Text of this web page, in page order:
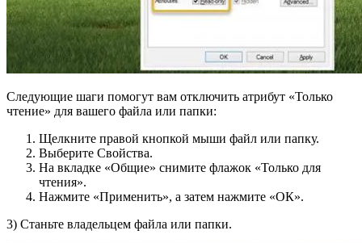
Следующие шаги помогут вам отключить атрибут «Только
чтение» для вашего файла или папки:
Щелкните правой кнопкой мыши файл или папку.
Выберите Свойства.
На вкладке «Общие» снимите флажок «Только для
чтения».
Нажмите «Применить», а затем нажмите «ОК».
3) Станьте владельцем файла или папки.